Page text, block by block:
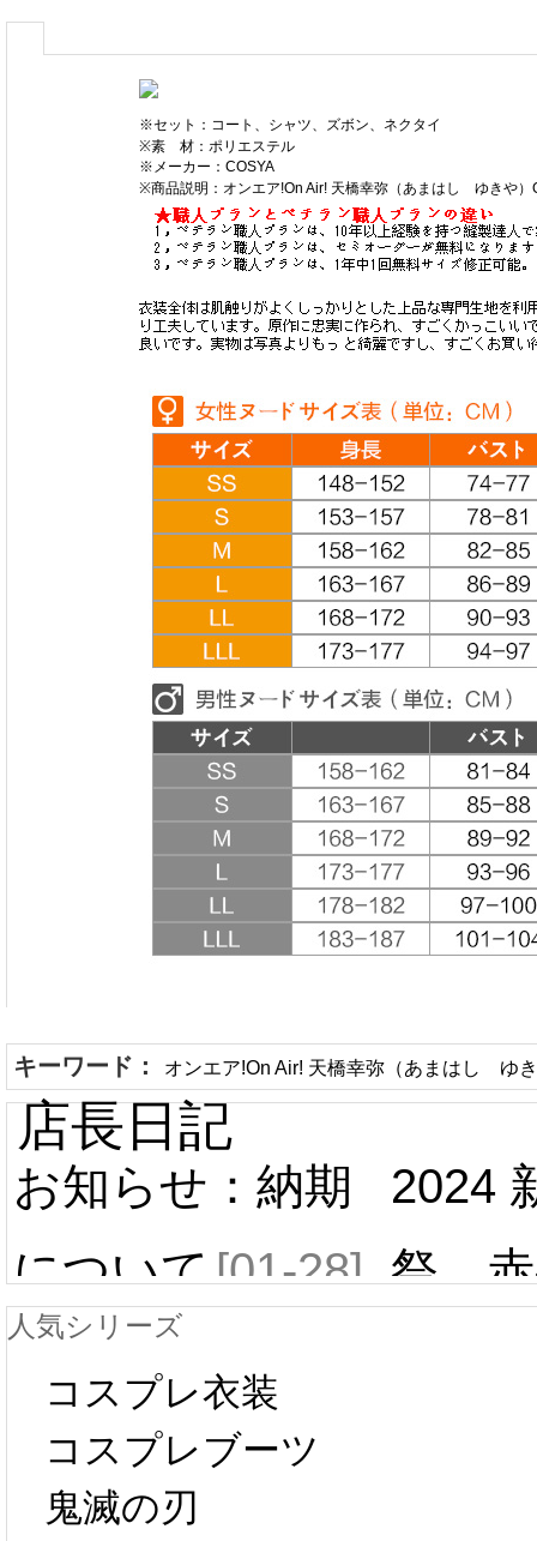
※セット：コート、シャツ、ズボン、ネクタイ
※素 材：ポリエステル
※メーカー：COSYA
※商品説明：オンエア!On Air! 天橋幸弥（あまはし ゆきや）
キーワード： オンエア!On Air! 天橋幸弥（あまはし ゆ
店長日記
お知らせ：納期
について[01-28]
中国旧正月の影
響で2024年2月5
日から工場生産
2024
祭 赤
人気シリーズ
コスプレ衣装
コスプレブーツ
鬼滅の刃